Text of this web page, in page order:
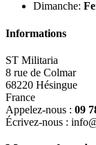
Dimanche:
Informations
ST Militaria
8 rue de Colmar
68220 Hésingue
France
Appelez-nous : 09
Écrivez-nous :